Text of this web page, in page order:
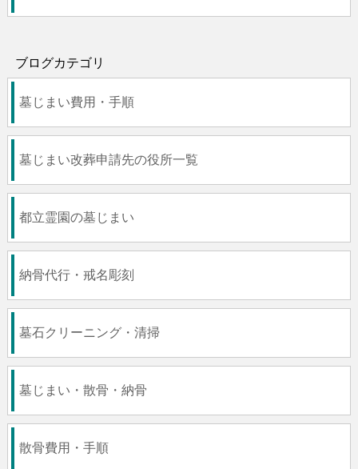
ブログカテゴリ
墓じまい費用・手順
墓じまい改葬申請先の役所一覧
都立霊園の墓じまい
納骨代行・戒名彫刻
墓石クリーニング・清掃
墓じまい・散骨・納骨
散骨費用・手順